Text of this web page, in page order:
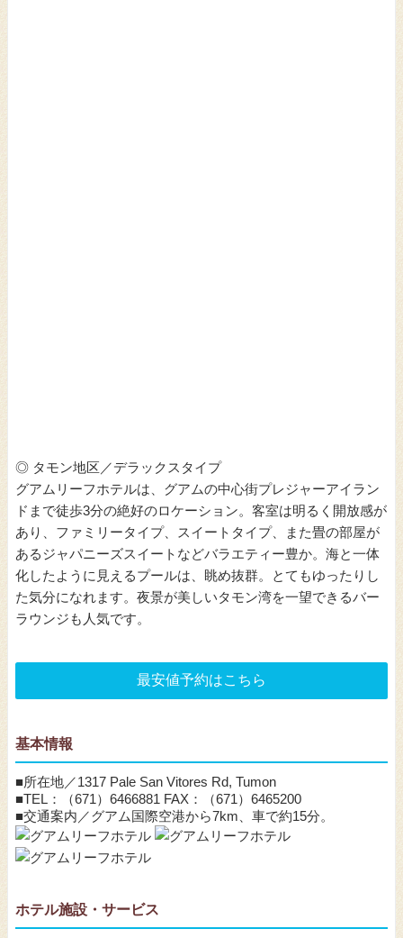
◎ タモン地区／デラックスタイプ
グアムリーフホテルは、グアムの中心街プレジャーアイラン
ドまで徒歩3分の絶好のロケーション。客室は明るく開放感が
あり、ファミリータイプ、スイートタイプ、また畳の部屋が
あるジャパニーズスイートなどバラエティー豊か。海と一体
化したように見えるプールは、眺め抜群。とてもゆったりし
た気分になれます。夜景が美しいタモン湾を一望できるバー
ラウンジも人気です。
最安値予約はこちら
基本情報
■所在地／1317 Pale San Vitores Rd, Tumon
■TEL：（671）6466881 FAX：（671）6465200
■交通案内／グアム国際空港から7km、車で約15分。
ホテル施設・サービス